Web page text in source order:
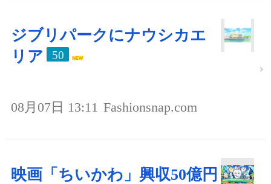
ジブリパークにナウシカエ
リア
50
08月07日 13:11 Fashionsnap.com
映画「ちいかわ」興収50億円